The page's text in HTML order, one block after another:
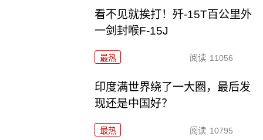
看不见就挨打！歼-15T百公里外
一剑封喉F-15J
最热 阅读 11056
印度满世界绕了一大圈，最后发
现还是中国好？
最热 阅读 10795